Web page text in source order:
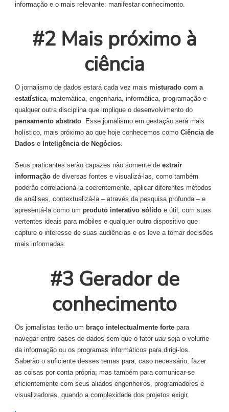
informação e o mais relevante: manifestar conhecimento.
#2 Mais próximo à
ciência
O jornalismo de dados estará cada vez mais misturado com a
estatística, matemática, engenharia, informática, programação e
qualquer outra disciplina que implique o desenvolvimento do
pensamento abstrato. Esse jornalismo em gestação será mais
holístico, mais próximo ao que hoje conhecemos como Ciência de
Dados e Inteligência de Negócios.
Seus praticantes serão capazes não somente de extrair
informação de diversas fontes e visualizá-las, como também
poderão correlacioná-la coerentemente, aplicar diferentes métodos
de análises, contextualizá-la – através da pesquisa profunda – e
apresentá-la como um produto interativo sólido e útil; com suas
vertentes ideais para móbiles e qualquer outro dispositivo que
capture o interesse de suas audiências e os leve a tomar decisões
mais informadas.
#3 Gerador de
conhecimento
Os jornalistas terão um braço intelectualmente forte para
navegar entre bases de dados sem que o fator uau seja o volume
da informação ou os programas informáticos para dirigi-los.
Saberão o suficiente desses temas para, caso necessário, fazer
as coisas por conta própria; mas também para comunicar-se
eficientemente com seus aliados engenheiros, programadores e
visualizadores, quando a complexidade dos projetos exigir.